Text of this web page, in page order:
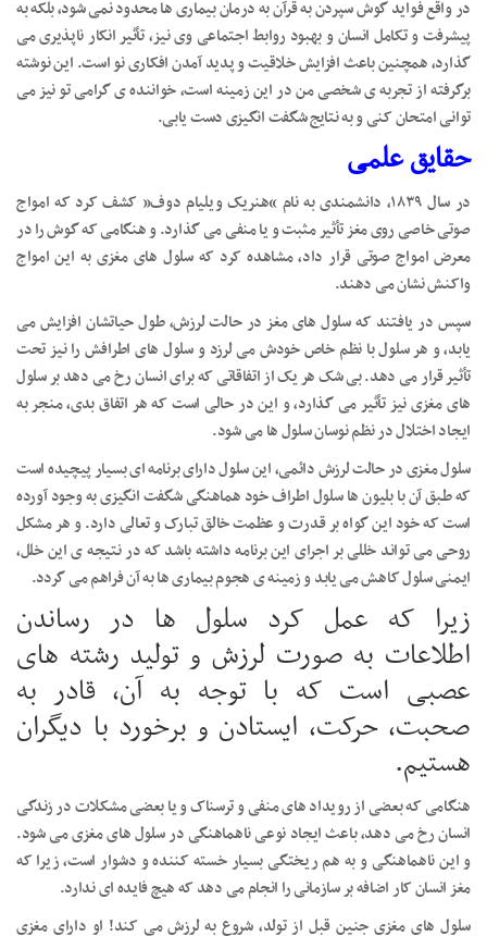
در واقع فواید گوش سپردن به قرآن به درمان بیماری ها محدود نمی شود، بلکه به
پیشرفت و تکامل انسان و بهبود روابط اجتماعی وی نیز، تأثیر انکار ناپذیری می
گذارد، همچنین باعث افزایش خلاقیت و پدید آمدن افکاری نو است. این نوشته
برگرفته از تجربه ی شخصی من در این زمینه است، خواننده ی گرامی تو نیز می
توانی امتحان کنی و به نتایج شگفت انگیزی دست یابی.
حقایق علمی
در سال ۱۸۳۹، دانشمندی به نام “هنریک ویلیام دوف” کشف کرد که امواج
صوتی خاصی روی مغز تأثیر مثبت و یا منفی می گذارد. و هنگامی که گوش را در
معرض امواج صوتی قرار داد، مشاهده کرد که سلول های مغزی به این امواج
واکنش نشان می دهند.
سپس در یافتند که سلول های مغز در حالت لرزش، طول حیاتشان افزایش می
یابد، و هر سلول با نظم خاص خودش می لرزد و سلول های اطرافش را نیز تحت
تأثیر قرار می دهد. بی شک هر یک از اتفاقاتی که برای انسان رخ می دهد بر سلول
های مغزی نیز تأثیر می گذارد، و این در حالی است که هر اتفاق بدی، منجر به
ایجاد اختلال در نظم نوسان سلول ها می شود.
سلول مغزی در حالت لرزش دائمی، این سلول دارای برنامه ای بسیار پیچیده است
که طبق آن با بلیون ها سلول اطراف خود هماهنگی شگفت انگیزی به وجود آورده
است که خود این گواه بر قدرت و عظمت خالق تبارک و تعالی دارد. و هر مشکل
روحی می تواند خللی بر اجرای این برنامه داشته باشد که در نتیجه ی این خلل،
ایمنی سلول کاهش می یابد و زمینه ی هجوم بیماری ها به آن فراهم می گردد.
زیرا که عمل کرد سلول ها در رساندن
اطلاعات به صورت لرزش و تولید رشته های
عصبی است که با توجه به آن، قادر به
صحبت، حرکت، ایستادن و برخورد با دیگران
هستیم.
هنگامی که بعضی از رویداد های منفی و ترسناک و یا بعضی مشکلات در زندگی
انسان رخ می دهد، باعث ایجاد نوعی ناهماهنگی در سلول های مغزی می شود.
و این ناهماهنگی و به هم ریختگی بسیار خسته کننده و دشوار است، زیرا که
مغز انسان کار اضافه بر سازمانی را انجام می دهد که هیچ فایده ای ندارد.
سلول های مغزی جنین قبل از تولد، شروع به لرزش می کند! او دارای مغزی